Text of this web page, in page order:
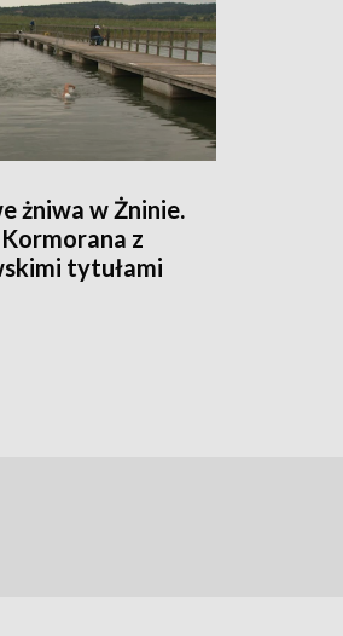
żniwa w Żninie.
z
tytułami